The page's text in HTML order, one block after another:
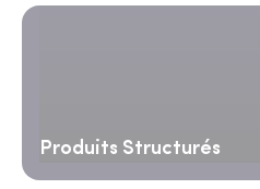
Produits Structurés